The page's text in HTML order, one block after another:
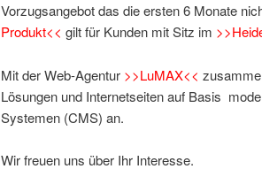
Vorzugsangebot das die ersten 6 Monate
Produkt<< gilt für Kunden mit Sitz im
Mit der Web-Agentur >>LuMAX<<
Lösungen und Internetseiten auf Basis
Systemen (CMS) an.
Wir freuen uns über Ihr Interesse.